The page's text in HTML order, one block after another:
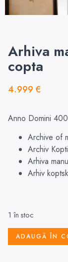
Arhiva
copta
4.999 €
Anno Domini 400
Archive of
Archiv
Arhiva
Arhiv
1 în stoc
ADAUGĂ ÎN